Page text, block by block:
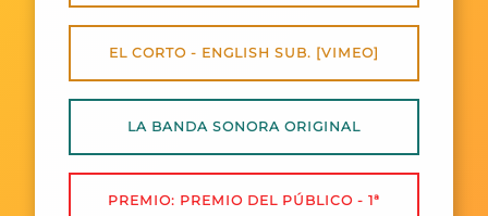
EL CORTO - ENGLISH SUB. [VIMEO]
LA BANDA SONORA ORIGINAL
PREMIO: PREMIO DEL PÚBLICO - 1ª